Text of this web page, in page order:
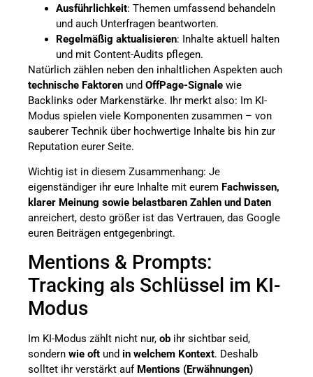
Ausführlichkeit: Themen umfassend behandeln
und auch Unterfragen beantworten.
Regelmäßig aktualisieren: Inhalte aktuell halten
und mit Content-Audits pflegen.
Natürlich zählen neben den inhaltlichen Aspekten auch
technische Faktoren und OffPage-Signale wie
Backlinks oder Markenstärke. Ihr merkt also: Im KI-
Modus spielen viele Komponenten zusammen – von
sauberer Technik über hochwertige Inhalte bis hin zur
Reputation eurer Seite.
Wichtig ist in diesem Zusammenhang: Je
eigenständiger ihr eure Inhalte mit eurem Fachwissen,
klarer Meinung sowie belastbaren Zahlen und Daten
anreichert, desto größer ist das Vertrauen, das Google
euren Beiträgen entgegenbringt.
Mentions & Prompts:
Tracking als Schlüssel im KI-
Modus
Im KI-Modus zählt nicht nur, ob ihr sichtbar seid,
sondern wie oft und in welchem Kontext. Deshalb
solltet ihr verstärkt auf Mentions (Erwähnungen)